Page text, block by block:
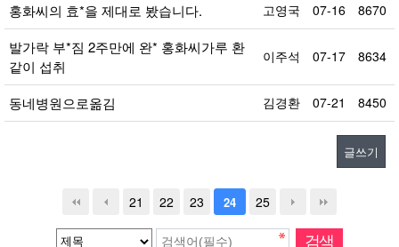
홍화씨의 효*을 제대로 봤습니다. 고영국 07-16 8670
발가락 부*짐 2주만에 완* 홍화씨가루 환
같이 섭취
이주석 07-17 8634
동네병원으로옮김 김경환 07-21 8450
글쓰기
21 22 23 24 25